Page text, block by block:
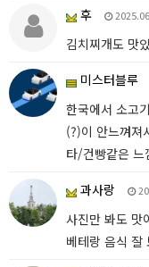
후
김치찌개도 맛
미스터블루
한국에서 소고
(?)이 안느껴져
타/건빵같은 느
과사랑
사진만 봐도 맛
베테랑 음식 잘